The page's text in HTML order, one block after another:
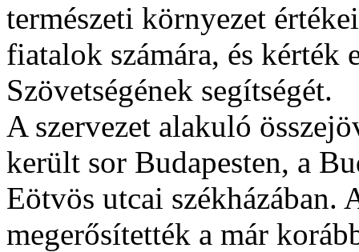
természeti környezet
fiatalok számára, és kérték
Szövetségének segítségét.
A szervezet alakuló
került sor Budapesten, a
Eötvös utcai székházában.
megerősítették a már